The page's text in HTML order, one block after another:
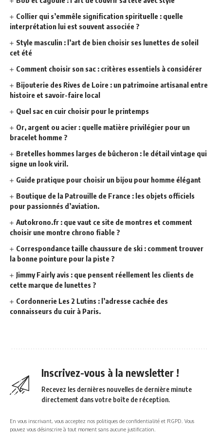
Collier qui s’emmêle signification spirituelle : quelle
interprétation lui est souvent associée ?
Style masculin : l’art de bien choisir ses lunettes de soleil
cet été
Comment choisir son sac : critères essentiels à considérer
Bijouterie des Rives de Loire : un patrimoine artisanal entre
histoire et savoir-faire local
Quel sac en cuir choisir pour le printemps
Or, argent ou acier : quelle matière privilégier pour un
bracelet homme ?
Bretelles hommes larges de bûcheron : le détail vintage qui
signe un look viril.
Guide pratique pour choisir un bijou pour homme élégant
Boutique de la Patrouille de France : les objets officiels
pour passionnés d’aviation.
Autokrono.fr : que vaut ce site de montres et comment
choisir une montre chrono fiable ?
Correspondance taille chaussure de ski : comment trouver
la bonne pointure pour la piste ?
Jimmy Fairly avis : que pensent réellement les clients de
cette marque de lunettes ?
Cordonnerie Les 2 Lutins : l’adresse cachée des
connaisseurs du cuir à Paris.
Inscrivez-vous à la newsletter !
Recevez les dernières nouvelles de dernière minute
directement dans votre boîte de réception.
En vous inscrivant, vous acceptez nos politiques de confidentialité et RGPD. Vous
pouvez vous désinscrire à tout moment sans aucune justification.